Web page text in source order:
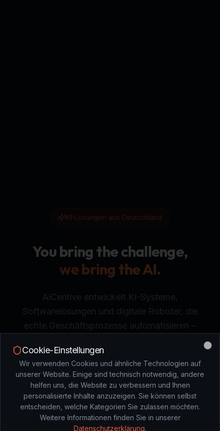
KI-Lösungen aus Deutschland
You bring the challenge,
we bring the AI.
AiCentive entwickelt KI-Systeme,
Softwarelösungen und digitale Roboter, die
echte Geschäftsprozesse automatisieren –
Beratung anfragen
DAS PROBLEM
Cookie-Einstellungen
Wir verwenden Cookies und ähnliche Technologien auf
unserer Website. Einige sind technisch notwendig, andere
helfen uns, die Website zu verbessern und Ihnen
personalisierte Inhalte anzuzeigen. Sie können selbst
entscheiden, welche Kategorien Sie zulassen möchten.
Weitere Informationen finden Sie in unserer
Datenschutzerklärung.